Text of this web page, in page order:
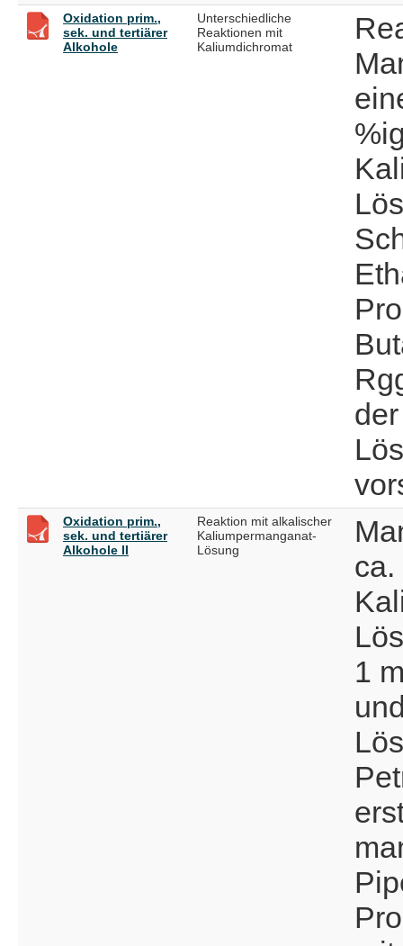
Oxidation prim.,
sek. und tertiärer
Alkohole
Unterschiedliche
Reaktionen mit
Kaliumdichromat
Oxidation prim.,
sek. und tertiärer
Alkohole II
Reaktion mit alkalischer
Kaliumpermanganat-
Lösung
ca.
1